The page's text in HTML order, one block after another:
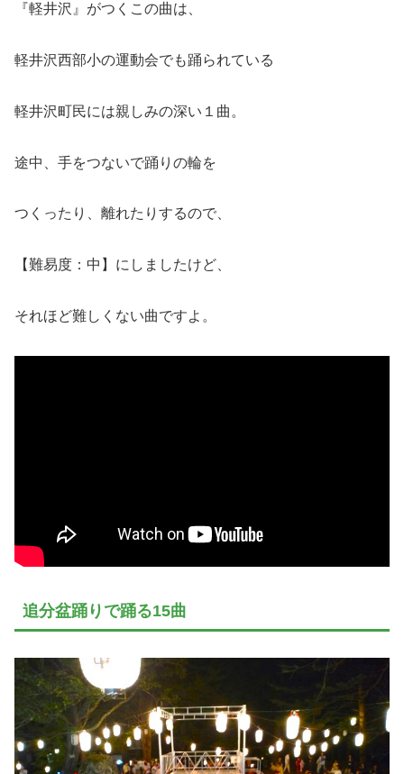
『軽井沢』がつくこの曲は、
軽井沢西部小の運動会でも踊られている
軽井沢町民には親しみの深い１曲。
途中、手をつないで踊りの輪を
つくったり、離れたりするので、
【難易度：中】にしましたけど、
それほど難しくない曲ですよ。
追分盆踊りで踊る15曲